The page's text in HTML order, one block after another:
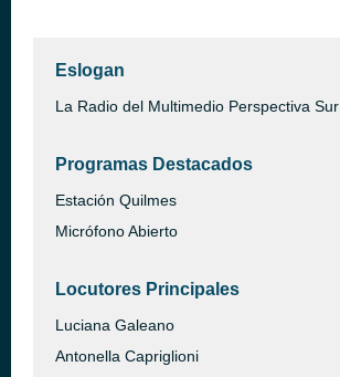
Eslogan
La Radio del Multimedio Perspectiva Sur
Programas Destacados
Estación Quilmes
Micrófono Abierto
Locutores Principales
Luciana Galeano
Antonella Capriglioni